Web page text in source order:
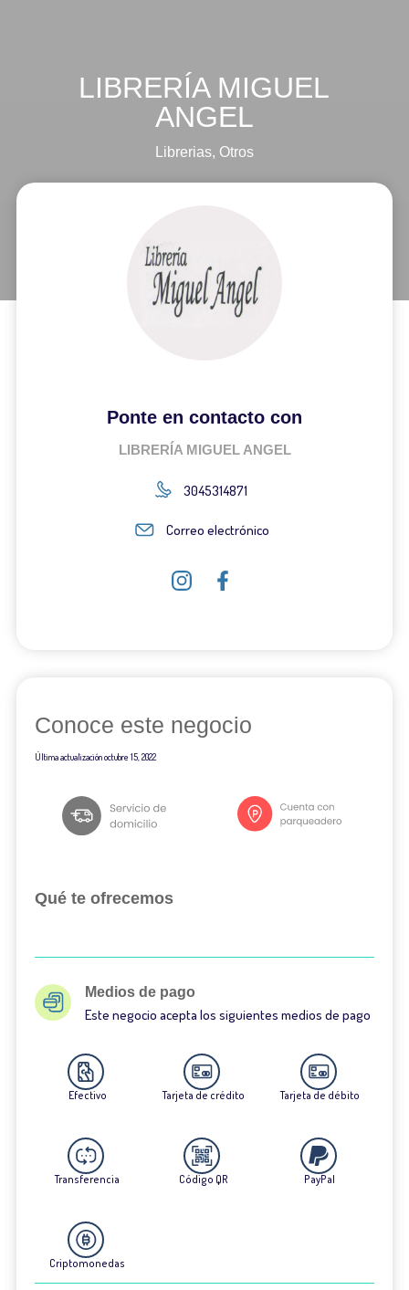
LIBRERÍA MIGUEL
ANGEL
Librerias, Otros
Ponte en contacto con
LIBRERÍA MIGUEL ANGEL
3045314871
Correo electrónico
Conoce este negocio
Última actualizaciónoctubre 15, 2022
Qué te ofrecemos
Medios de pago
Este negocio acepta los siguientes medios de pago
Efectivo Tarjeta de crédito Tarjeta de débito
Transferencia Código QR PayPal
Criptomonedas